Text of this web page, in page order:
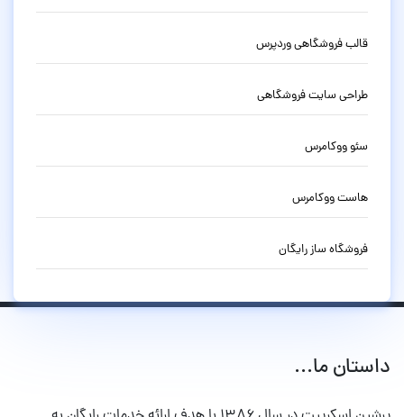
قالب فروشگاهی وردپرس
طراحی سایت فروشگاهی
سئو ووکامرس
هاست ووکامرس
فروشگاه ساز رایگان
داستان ما...